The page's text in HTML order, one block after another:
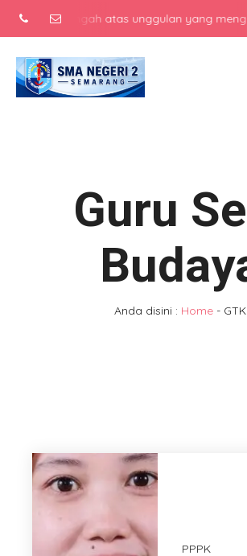
menengah atas unggulan yang
Guru
Anda disini : Home - GTK
PPPK